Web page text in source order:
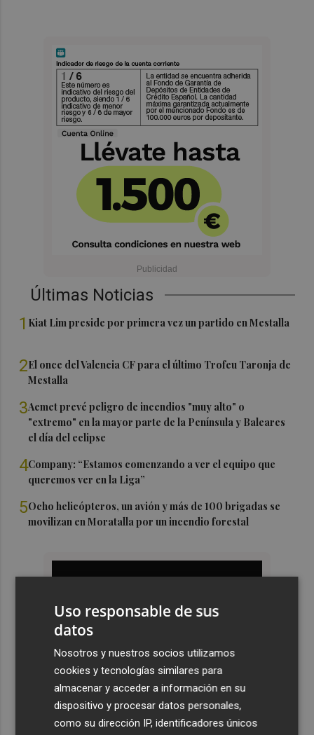
Últimas Noticias
1 Kiat Lim preside por primera vez un partido en Mestalla
2El once del Valencia CF para el último Trofeu Taronja de
Mestalla
3Aemet prevé peligro de incendios "muy alto" o
"extremo" en la mayor parte de la Península y Baleares
el día del eclipse
4Company: “Estamos comenzando a ver el equipo que
queremos ver en la Liga”
5Ocho helicópteros, un avión y más de 100 brigadas se
movilizan en Moratalla por un incendio forestal
Uso responsable de sus
datos
Nosotros y nuestros socios utilizamos
cookies y tecnologías similares para
almacenar y acceder a información en su
dispositivo y procesar datos personales,
como su dirección IP, identificadores únicos